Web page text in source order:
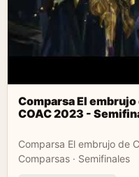
Comparsa El
COAC 2023 -
Comparsa El embrujo de
Comparsas · Semifinales